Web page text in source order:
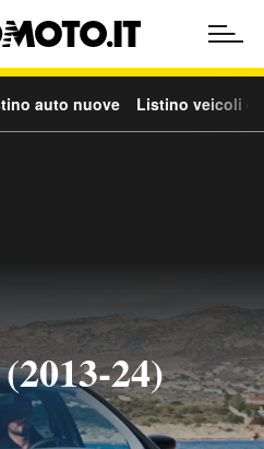
auto nuove Listino veicoli
24)